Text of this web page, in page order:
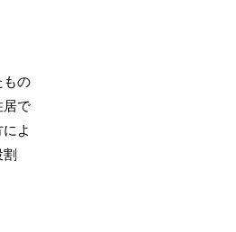
もの
居で
よ